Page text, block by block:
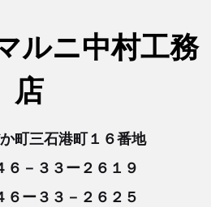
ルニ中村工務
店
町三石港町１６番地
６－３３ー２６１９
６ー３３－２６２５